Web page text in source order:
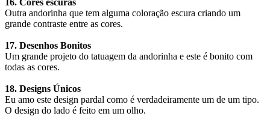
16. Cores escuras
Outra andorinha que tem alguma coloração escura criando um
grande contraste entre as cores.
17. Desenhos Bonitos
Um grande projeto do tatuagem da andorinha e este é bonito com
todas as cores.
18. Designs Únicos
Eu amo este design pardal como é verdadeiramente um de um tipo.
O design do lado é feito em um olho.